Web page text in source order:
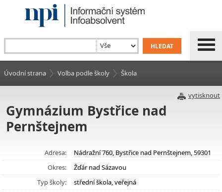
Úvodní strana Volba podle školy Škola
vytisknout
Gymnázium Bystřice nad
Pernštejnem
Adresa:
Nádražní 760, Bystřice nad Pernštejnem, 59301
Okres:
Žďár nad Sázavou
Typ školy:
střední škola, veřejná